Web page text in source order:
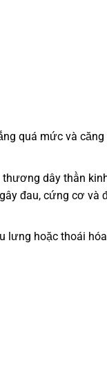
quá mức và căng
dây thần
đau, cứng cơ và
lưng hoặc thoái hóa